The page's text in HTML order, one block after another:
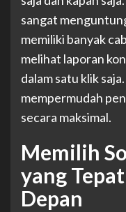
sangat
memiliki banyak
melihat laporan
dalam satu klik
mempermudah
secara maksimal.
Memilih
yang
Depan